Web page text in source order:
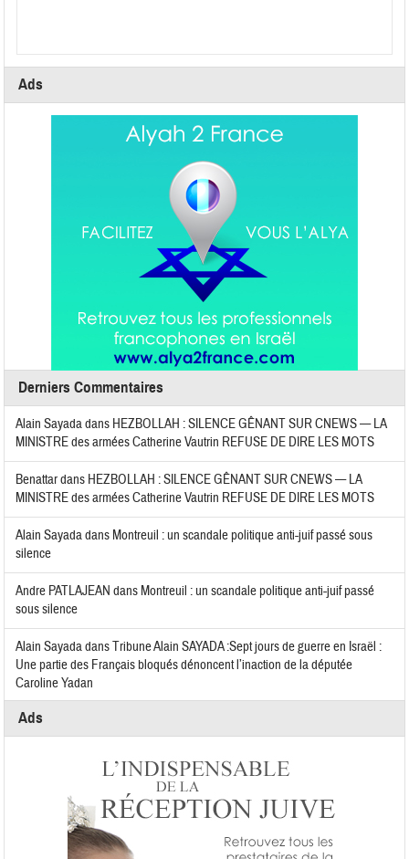
Ads
Derniers Commentaires
Alain Sayadadans HEZBOLLAH : SILENCE GÊNANT SUR CNEWS — LA
MINISTRE des armées Catherine Vautrin REFUSE DE DIRE LES MOTS
Benattardans HEZBOLLAH : SILENCE GÊNANT SUR CNEWS — LA
MINISTRE des armées Catherine Vautrin REFUSE DE DIRE LES MOTS
Alain Sayadadans Montreuil : un scandale politique anti-juif passé sous
silence
Andre PATLAJEAN dans Montreuil : un scandale politique anti-juif passé
sous silence
Alain SayadadansTribune Alain SAYADA :Sept jours de guerre en Israël :
Une partie des Français bloqués dénoncent l’inaction de la députée
Caroline Yadan
Ads